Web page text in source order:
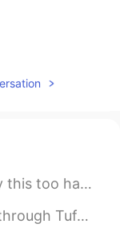
을 키워주
다
everyone. This we...
Massachusetts 💯 W...